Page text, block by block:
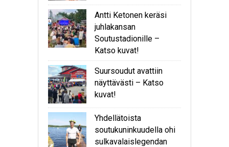
Antti Ketonen keräsi
juhlakansan
Soutustadionille –
Katso kuvat!
Suursoudut avattiin
näyttävästi – Katso
kuvat!
Yhdellätoista
soutukuninkuudella ohi
sulkavalaislegendan